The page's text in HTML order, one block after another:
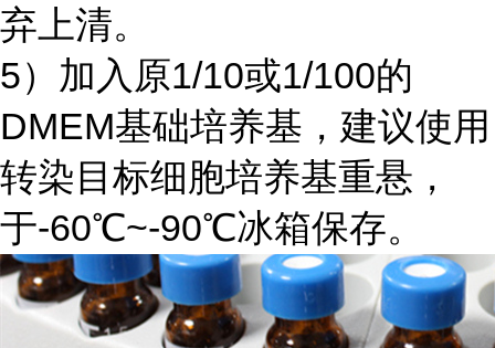
弃上清。
5）加入原1/10或1/100的
DMEM基础培养基，建议使用
转染目标细胞培养基重悬，
于-60℃~-90℃冰箱保存。